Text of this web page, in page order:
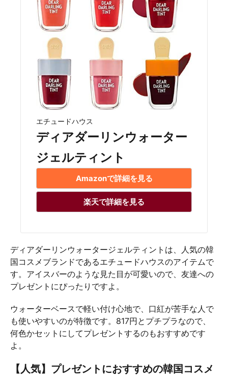
エチュードハウス
ディアダーリンウォーター
ジェルティント
Amazonで詳細を見る
楽天で詳細を見る
ディアダーリンウォータージェルティントは、人気の韓
国コスメブランドであるエチュードハウスのアイテムで
す。アイスバーのような見た目が可愛いので、友達への
プレゼントにぴったりですよ。
ウォーターベースで軽い付け心地で、口紅が苦手な人で
も使いやすいのが特徴です。817円とプチプラなので、
何色かセットにしてプレゼントするのもおすすめです
よ。
【人気】プレゼントにおすすめの韓国コスメ